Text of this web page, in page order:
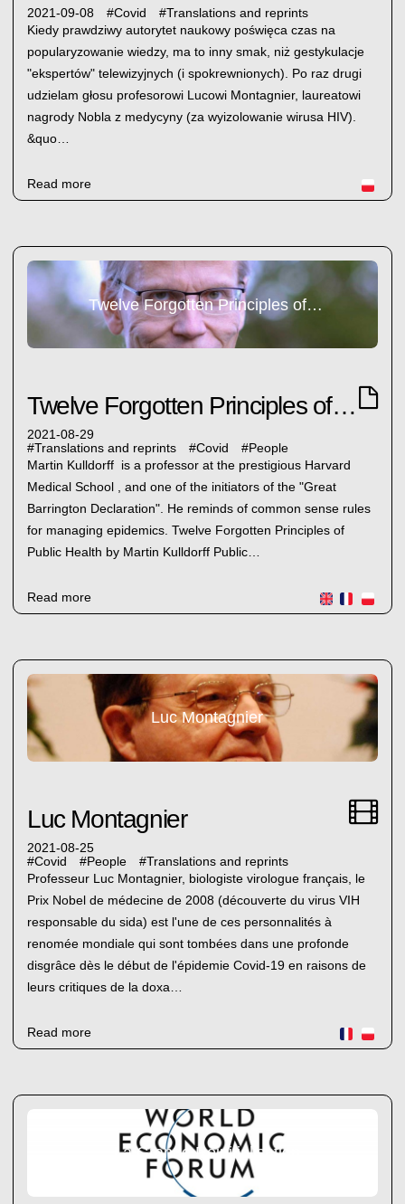
2021-09-08 #Covid #Translations and reprints
Kiedy prawdziwy autorytet naukowy poświęca czas na
popularyzowanie wiedzy, ma to inny smak, niż gestykulacje
"ekspertów" telewizyjnych (i spokrewnionych). Po raz drugi
udzielam głosu profesorowi Lucowi Montagnier, laureatowi
nagrody Nobla z medycyny (za wyizolowanie wirusa HIV).
&quo…
Read more
Twelve Forgotten Principles of Public Health
Twelve Forgotten Principles of Public Health
2021-08-29
#Translations and reprints #Covid #People
Martin Kulldorff is a professor at the prestigious Harvard
Medical School , and one of the initiators of the "Great
Barrington Declaration". He reminds of common sense rules
for managing epidemics. Twelve Forgotten Principles of
Public Health by Martin Kulldorff Public…
Read more
Luc Montagnier
Luc Montagnier
2021-08-25
#Covid #People #Translations and reprints
Professeur Luc Montagnier, biologiste virologue français, le
Prix Nobel de médecine de 2008 (découverte du virus VIH
responsable du sida) est l'une de ces personnalités à
renomée mondiale qui sont tombées dans une profonde
disgrâce dès le début de l'épidemie Covid-19 en raisons de
leurs critiques de la doxa…
Read more
La Grande Réinitialisation